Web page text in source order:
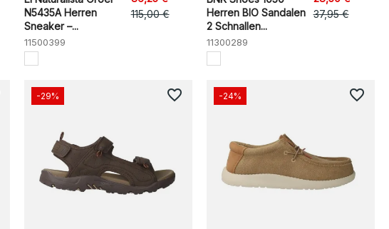
N5435A Herren
Sneaker –...
11500399
115,00 €
Herren BIO Sandalen
2 Schnallen...
11300289
37,95 €
-29% favorite_border -24% favorite_border